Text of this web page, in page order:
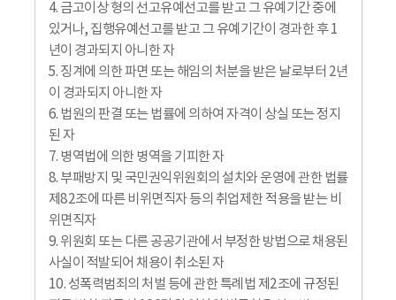
4. 금고이상 형의 선고유예선고를 받고 그 유예기간 중에
있거나, 집행유예선고를 받고 그 유예기간이 경과한 후 1
년이 경과되지 아니한 자
5. 징계에 의한 파면 또는 해임의 처분을 받은 날로부터 2년
이 경과되지 아니한 자
6. 법원의 판결 또는 법률에 의하여 자격이 상실 또는 정지
된 자
7. 병역법에 의한 병역을 기피한 자
8. 부패방지 및 국민권익위원회의 설치와 운영에 관한 법률
제82조에 따른 비위면직자 등의 취업제한 적용을 받는 비
위면직자
9. 위원회 또는 다른 공공기관에서 부정한 방법으로 채용된
사실이 적발되어 채용이 취소된 자
10. 성폭력범죄의 처벌 등에 관한 특례법 제2조에 규정된